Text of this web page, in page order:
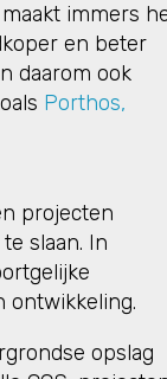
immers
en beter
daarom ook
Porthos,
projecten
slaan. In
ontwikkeling.
opslag